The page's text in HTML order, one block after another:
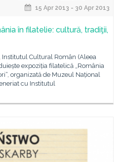
15 Apr 2013 - 30 Apr 2013
în filatelie: cultură, tradiţii,
Institutul Cultural Român (Aleea
expoziția filatelică „România
organizată de Muzeul Național
cu Institutul